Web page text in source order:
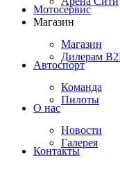
Мотосервис
Магазин
Магазин
Дилерам
Автоспорт
Команда
Пилоты
О нас
Новости
Галерея
Контакты